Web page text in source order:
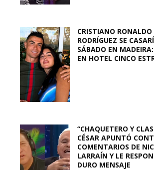
CRISTIANO RONALDO
RODRÍGUEZ SE
SÁBADO EN
EN HOTEL CINCO
“CHAQUETERO Y
CÉSAR APUNTÓ
COMENTARIOS DE
LARRAÍN Y LE
DURO MENSAJE